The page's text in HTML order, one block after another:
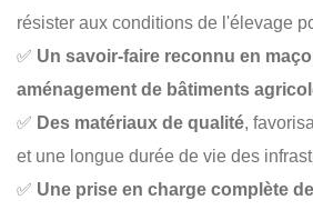
résister aux conditions de l'élevage
✅ Un savoir-faire reconnu en
aménagement de bâtiments
✅ Des matériaux de qualité,
et une longue durée de vie des
✅ Une prise en charge complète